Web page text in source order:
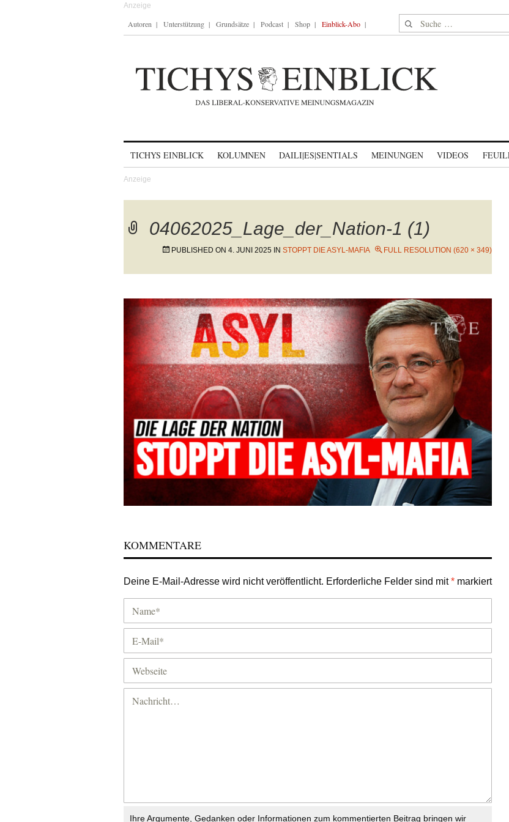
Autoren Unterstützung Grundsätze Podcast Shop Einblick-Abo Suche nach:
TICHYS EINBLICK KOLUMNEN DAILI|ES|SENTIALS MEINUNGEN VIDEOS
04062025_Lage_der_Nation-1 (1)
PUBLISHED ON 4. JUNI 2025 IN STOPPT DIE ASYL-MAFIA FULL RESOLUTION (620 × 349)
KOMMENTARE
Deine E-Mail-Adresse wird nicht veröffentlicht. Erforderliche Felder sind mit* markiert
Ihre Argumente, Gedanken oder Informationen zum kommentierten Beitrag bringen wir